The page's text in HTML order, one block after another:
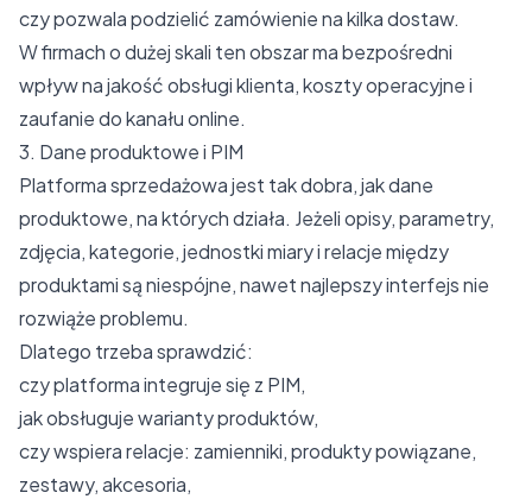
czy pozwala podzielić zamówienie na kilka dostaw.
W firmach o dużej skali ten obszar ma bezpośredni
wpływ na jakość obsługi klienta, koszty operacyjne i
zaufanie do kanału online.
3. Dane produktowe i PIM
Platforma sprzedażowa jest tak dobra, jak dane
produktowe, na których działa. Jeżeli opisy, parametry,
zdjęcia, kategorie, jednostki miary i relacje między
produktami są niespójne, nawet najlepszy interfejs nie
rozwiąże problemu.
Dlatego trzeba sprawdzić:
czy platforma integruje się z PIM,
jak obsługuje warianty produktów,
czy wspiera relacje: zamienniki, produkty powiązane,
zestawy, akcesoria,